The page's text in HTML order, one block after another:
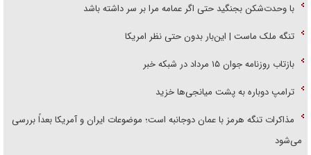
با وحدت‌شکن بجنگید حتی اگر عمامه مرا بر سر داشته باشد
تنگه ملک ماست | این‌بار بدون حتی نظر امریکا
بازتاب روزنامه جوان ۱۵ مرداد در شبکه خبر
ترامپ دوباره به پشت میانجی‌ها خزید
مذاکرات تنگه هرمز با عمان دوجانبه است؛ موضوعات ایران و آمریکا بعداً بررسی
می‌شود